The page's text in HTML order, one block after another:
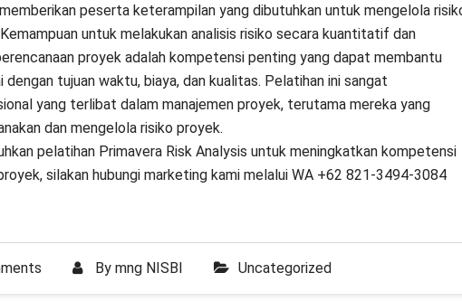
peserta keterampilan yang dibutuhkan untuk mengelola
untuk melakukan analisis risiko secara kuantitatif dan
proyek adalah kompetensi penting yang dapat membantu
tujuan waktu, biaya, dan kualitas. Pelatihan ini sangat
yang terlibat dalam manajemen proyek, terutama mereka yang
dan mengelola risiko proyek.
pelatihan Primavera Risk Analysis untuk meningkatkan kompetensi
silakan hubungi marketing kami melalui WA +62 821-3494-3084
By mng NISBI Uncategorized